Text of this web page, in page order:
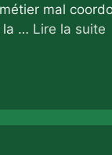
mal
la … Lire la suite